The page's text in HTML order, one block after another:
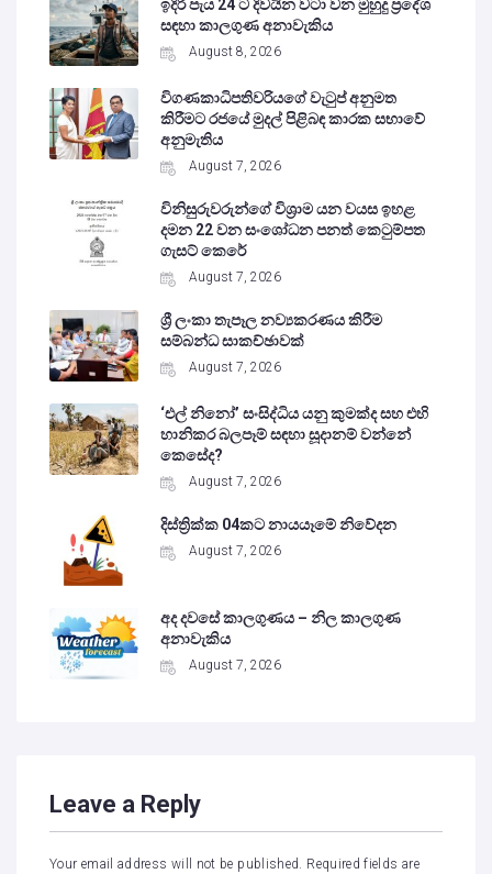
ඉදිරි පැය 24 ට දිවයින වටා වන මුහුදු ප්‍රදේශ
සඳහා කාලගුණ අනාවැකිය
August 8, 2026
විගණකාධිපතිවරියගේ වැටුප් අනුමත
කිරීමට රජයේ මුදල් පිළිබඳ කාරක සභාවේ
අනුමැතිය
August 7, 2026
විනිසුරුවරුන්ගේ විශ්‍රාම යන වයස ඉහළ
දමන 22 වන සංශෝධන පනත් කෙටුම්පත
ගැසට් කෙරේ
August 7, 2026
ශ්‍රී ලංකා තැපෑල නව්‍යකරණය කිරීම
සම්බන්ධ සාකච්ඡාවක්
August 7, 2026
‘එල් නිනෝ’ සංසිද්ධිය යනු කුමක්ද සහ එහි
හානිකර බලපෑම් සඳහා සූදානම් වන්නේ
කෙසේද?
August 7, 2026
දිස්ත්‍රික්ක 04කට නායයෑමේ නිවේදන
August 7, 2026
අද දවසේ කාලගුණය – නිල කාලගුණ
අනාවැකිය
August 7, 2026
Leave a Reply
Your email address will not be published. Required fields are